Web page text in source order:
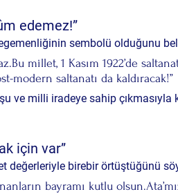
edemez!”
sembolü olduğunu
millet, 1 Kasım 1922’de
modern saltanatı da kaldıracak!”
ve milli iradeye sahip çıkmasıyla
için var”
değerleriyle birebir örtüştüğünü
bayramı kutlu